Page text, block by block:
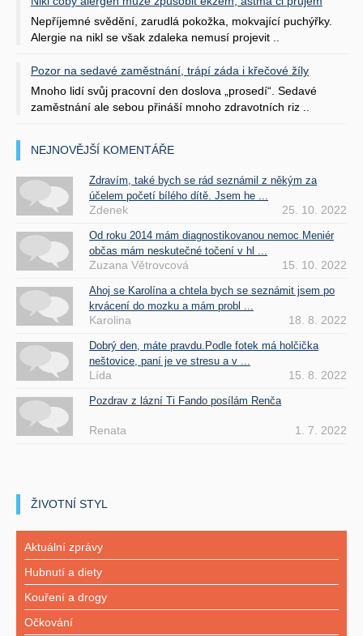
Nepříjemné svědění, zarudlá pokožka, mokvající puchýřky.
Alergie na nikl se však zdaleka nemusí projevit ..
Pozor na sedavé zaměstnání, trápí záda i křečové žíly
Mnoho lidí svůj pracovní den doslova „prosedí“. Sedavé
zaměstnání ale sebou přináší mnoho zdravotních riz ..
NEJNOVĚJŠÍ KOMENTÁŘE
Zdravím, také bych se rád seznámil z někým za
účelem početí bílého dítě. Jsem he ...
Zdenek 25. 10. 2022
Od roku 2014 mám diagnostikovanou nemoc Meniér
občas mám neskutečné točení v hl ...
Zuzana Větrovcová 15. 10. 2022
Ahoj se Karolína a chtela bych se seznámit jsem po
krvácení do mozku a mám probl ...
Karolina 18. 8. 2022
Dobrý den, máte pravdu.Podle fotek má holčička
neštovice, paní je ve stresu a v ...
Lída 15. 8. 2022
Pozdrav z lázní Ti Fando posílám Renča
Renata 1. 7. 2022
ŽIVOTNÍ STYL
Aktuální zprávy
Hubnutí a diety
Kouření a drogy
Očkování